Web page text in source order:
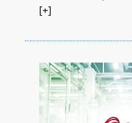
[+]